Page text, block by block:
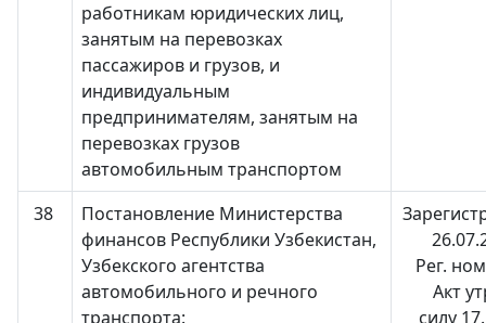
работникам юридических лиц,
занятым на перевозках
пассажиров и грузов, и
индивидуальным
предпринимателям, занятым на
перевозках грузов
автомобильным транспортом
38
Постановление Министерства
финансов Республики Узбекистан,
Узбекского агентства
автомобильного и речного
транспорта:
Рег.
Акт
силу